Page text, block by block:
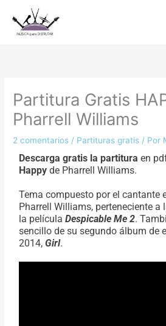
contenido
Partitura Gratis
Pharrell Williams
2 comentarios / Partituras gratis / Por
Descarga gratis la partituraen
Happy de Pharrell Williams.
Tema compuesto por el cantante
Pharrell Williams, perteneciente a
la películaDespicable Me 2.
sencillo de su segundo álbum de
2014,Girl.